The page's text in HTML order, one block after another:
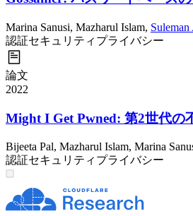
Marina Sanusi, Mazharul Islam, Suleman
認証セキュリティ プライバシー
論文
2022
Might I Get Pwned: 第2世代の
Bijeeta Pal, Mazharul Islam, Marina
認証セキュリティ プライバシー